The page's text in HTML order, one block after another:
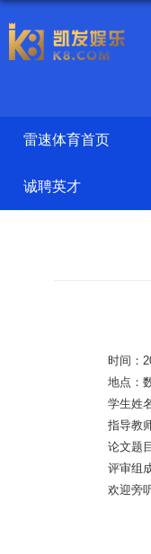
雷速体育首页
诚聘英才
时间：
地点：
学生姓
指导教
论文题
评审组
欢迎旁